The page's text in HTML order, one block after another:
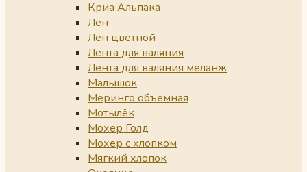
Криа Альпака
Лен
Лен цветной
Лента для валяния
Лента для валяния меланж
Малышок
Меринго объемная
Мотылёк
Мохер Голд
Мохер с хлопком
Мягкий хлопок